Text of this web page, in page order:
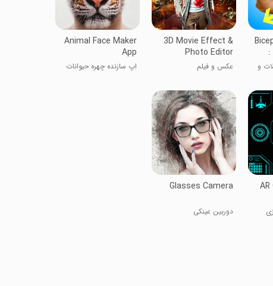
و
3D Movie Effect &
Photo Editor
عکس و فیلم
Animal Face Maker
App
اپ سازنده چهره حیوانات
Glasses Camera
دوربین عینکی